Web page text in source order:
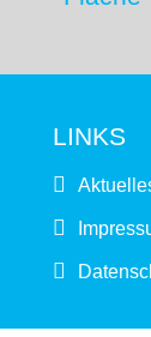
LINKS